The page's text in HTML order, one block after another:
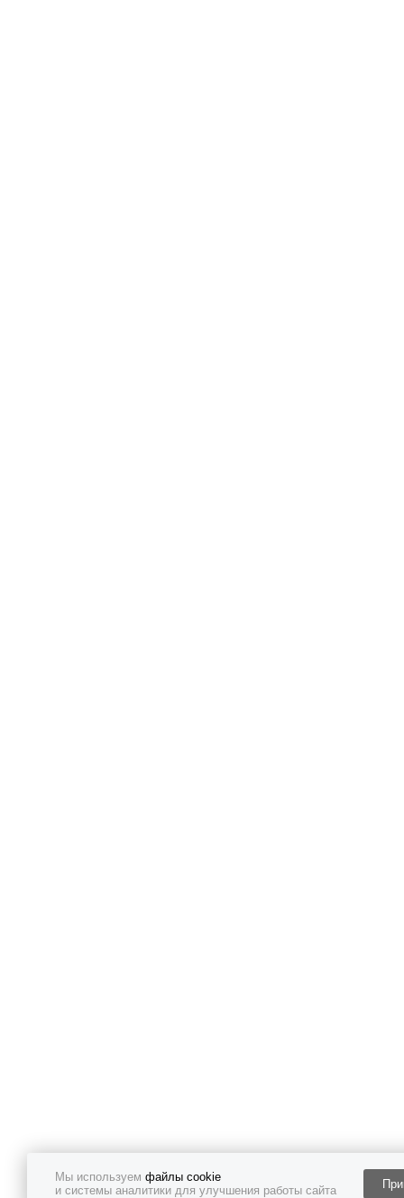
Мы используем файлы cookie
и системы аналитики для улучшения работы сайта